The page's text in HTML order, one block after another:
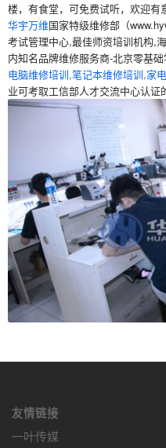
楼，有食堂，可免费试听，欢迎有
华宇万维国家特级维修部（
考试管理中心,最佳师资培训机构,
内知名品牌维修服务商-北京零基
电脑维修培训,笔记本维修培训,家
业可考取工信部人才交流中心认证
友情链接
一叶传媒